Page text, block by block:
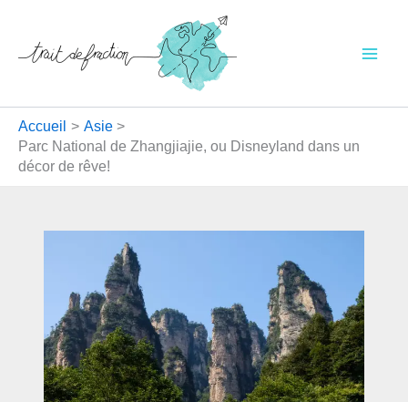
contenu
Accueil
Asie
Parc National de Zhangjiajie, ou Disneyland dans un
décor de rêve!